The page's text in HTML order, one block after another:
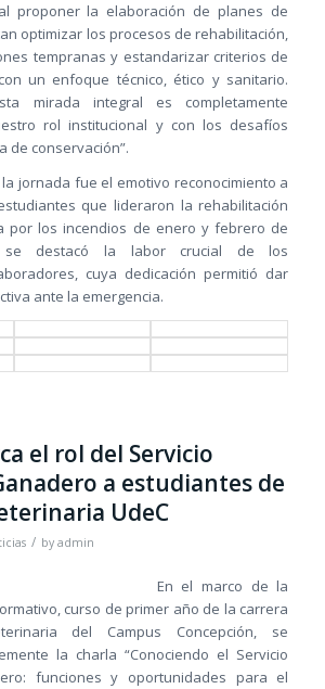
proponer la elaboración de planes de
optimizar los procesos de rehabilitación,
tempranas y estandarizar criterios de
un enfoque técnico, ético y sanitario.
mirada integral es completamente
rol institucional y con los desafíos
de conservación”.
jornada fue el emotivo reconocimiento a
que lideraron la rehabilitación
por los incendios de enero y febrero de
se destacó la labor crucial de los
cuya dedicación permitió dar
ante la emergencia.
el rol del Servicio
a estudiantes de
UdeC
/ by admin
En el marco de la
curso de primer año de la carrera
del Campus Concepción, se
la charla “Conociendo el Servicio
funciones y oportunidades para el